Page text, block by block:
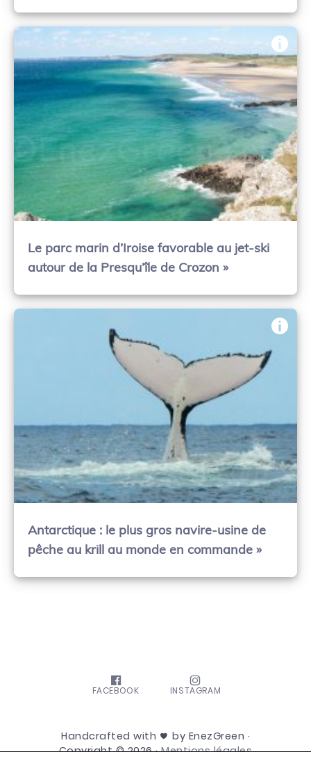
Le parc marin d’Iroise favorable au jet-ski
autour de la Presqu’île de Crozon »
Antarctique : le plus gros navire-usine de
pêche au krill au monde en commande »
FACEBOOK INSTAGRAM
Handcrafted with
by EnezGreen ·
Copyright © 2026 ·Mentions légales